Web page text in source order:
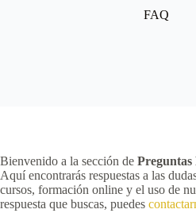
FAQ
Bienvenido a la sección de Preguntas
Aquí encontrarás respuestas a las
cursos, formación online y el uso de
respuesta que buscas, puedes